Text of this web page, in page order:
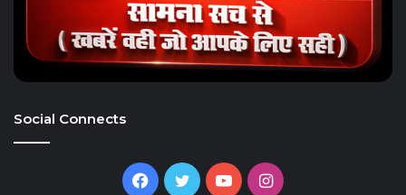
Social Connects
Facebook
TwitterYouTubeInstagram